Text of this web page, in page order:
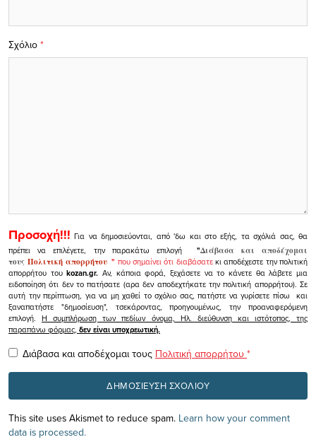
Σχόλιο *
Προσοχή!!! Για να δημοσιεύονται, από 'δω και στο εξής, τα σχόλιά σας, θα
πρέπει να επιλέγετε, την παρακάτω επιλογή
"Διάβασα και αποδέχομαι
τουςΠολιτική απορρήτου" που σημαίνει ότι διαβάσατεκι αποδέχεστε την πολιτική
απορρήτου τουkozan.gr. Αν, κάποια φορά, ξεχάσετε να το κάνετε θα λάβετε μια
ειδοποίηση ότι δεν το πατήσατε (αρα δεν αποδεχτήκατε την πολιτική απορρήτου). Σε
αυτή την περίπτωση, για να μη χαθεί το σχόλιο σας, πατήστε να γυρίσετε πίσω και
ξαναπατήστε "δημοσίευση", τσεκάροντας, προηγουμένως, την προαναφερόμενη
επιλογή.Η συμπλήρωση των πεδίων όνομα, Ηλ. διεύθυνση και ιστότοπος, της
παραπάνω φόρμας, δεν είναι υποχρεωτική.
Διάβασα και αποδέχομαι τους Πολιτική απορρήτου *
This site uses Akismet to reduce spam. Learn how your comment
data is processed.